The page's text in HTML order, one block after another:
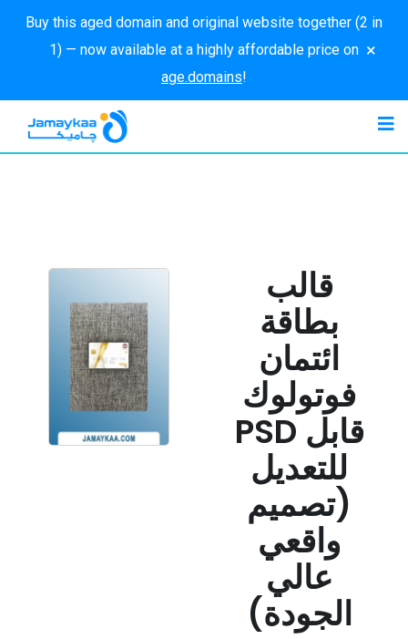
Buy this aged domain and original website together (2 in
1) — now available at a highly affordable price on
age.domains!
×
قالب
بطاقة
ائتمان
فوتولوك
PSD قابل
للتعديل
(تصميم
واقعي
عالي
الجودة)